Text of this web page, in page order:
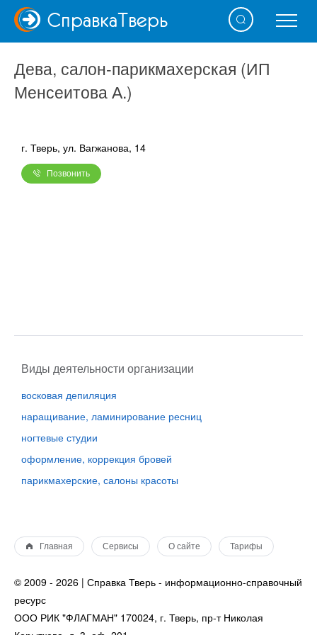
СправкаТверь
Дева, салон-парикмахерская (ИП
Менсеитова А.)
г. Тверь, ул. Вагжанова, 14
Позвонить
Виды деятельности организации
восковая депиляция
наращивание, ламинирование ресниц
ногтевые студии
оформление, коррекция бровей
парикмахерские, салоны красоты
Главная Сервисы О сайте Тарифы
© 2009 - 2026 | Справка Тверь - информационно-справочный
ресурс
ООО РИК "ФЛАГМАН" 170024, г. Тверь, пр-т Николая